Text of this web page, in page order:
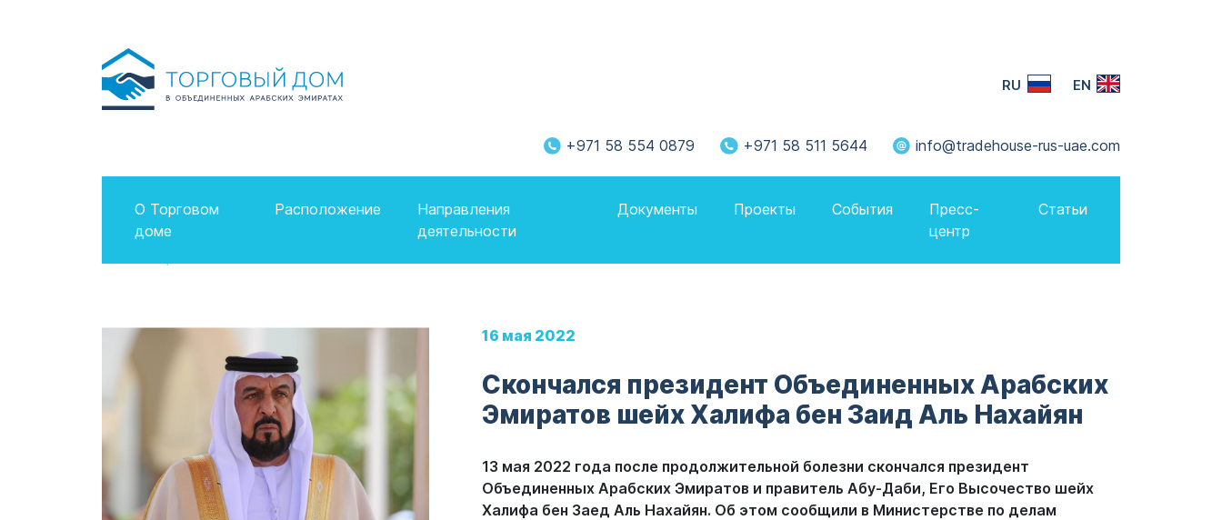
RU EN
+971 58 554 0879 +971 58 511 5644 info@tradehouse-rus-uae.com
О Торговом
доме
Расположение
Направления
деятельности
Документы Проекты События
Пресс-
центр
Статьи
16 мая 2022
Скончался президент Объединенных Арабских
Эмиратов шейх Халифа бен Заид Аль Нахайян
13 мая 2022 года после продолжительной болезни скончался президент
Объединенных Арабских Эмиратов и правитель Абу-Даби, Его Высочество шейх
Халифа бен Заед Аль Нахайян. Об этом сообщили в Министерстве по делам